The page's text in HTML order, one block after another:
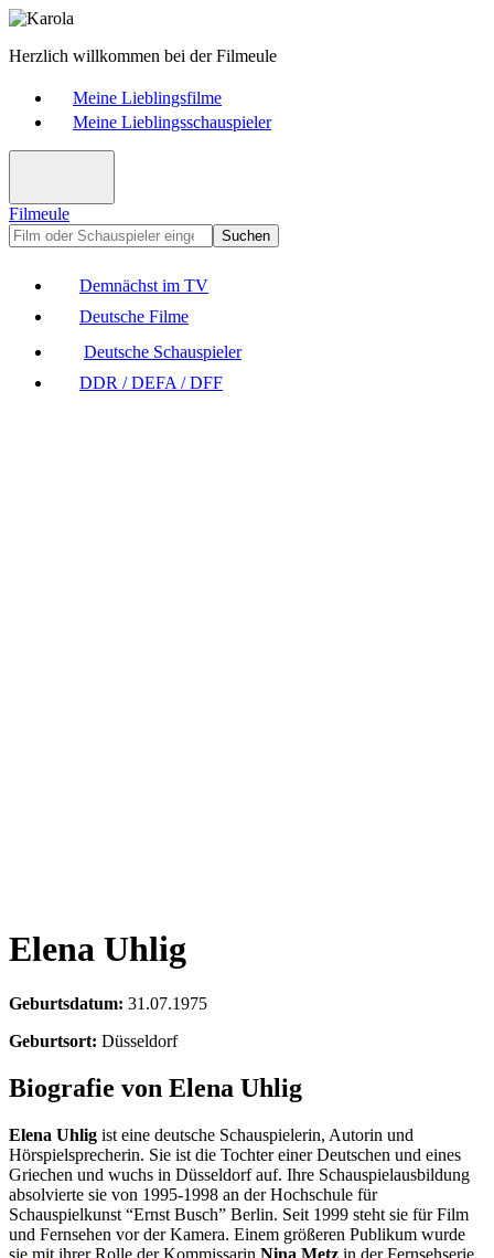
Herzlich willkommen bei der Filmeule
Meine Lieblingsfilme
Meine Lieblingsschauspieler
Filmeule
Suchen
Demnächst im TV
Deutsche Filme
Deutsche Schauspieler
DDR / DEFA / DFF
Elena Uhlig
Geburtsdatum: 31.07.1975
Geburtsort: Düsseldorf
Biografie von Elena Uhlig
Elena Uhlig ist eine deutsche Schauspielerin, Autorin und
Hörspielsprecherin. Sie ist die Tochter einer Deutschen und eines
Griechen und wuchs in Düsseldorf auf. Ihre Schauspielausbildung
absolvierte sie von 1995-1998 an der Hochschule für
Schauspielkunst “Ernst Busch” Berlin. Seit 1999 steht sie für Film
und Fernsehen vor der Kamera. Einem größeren Publikum wurde
sie mit ihrer Rolle der Kommissarin Nina Metz in der Fernsehserie